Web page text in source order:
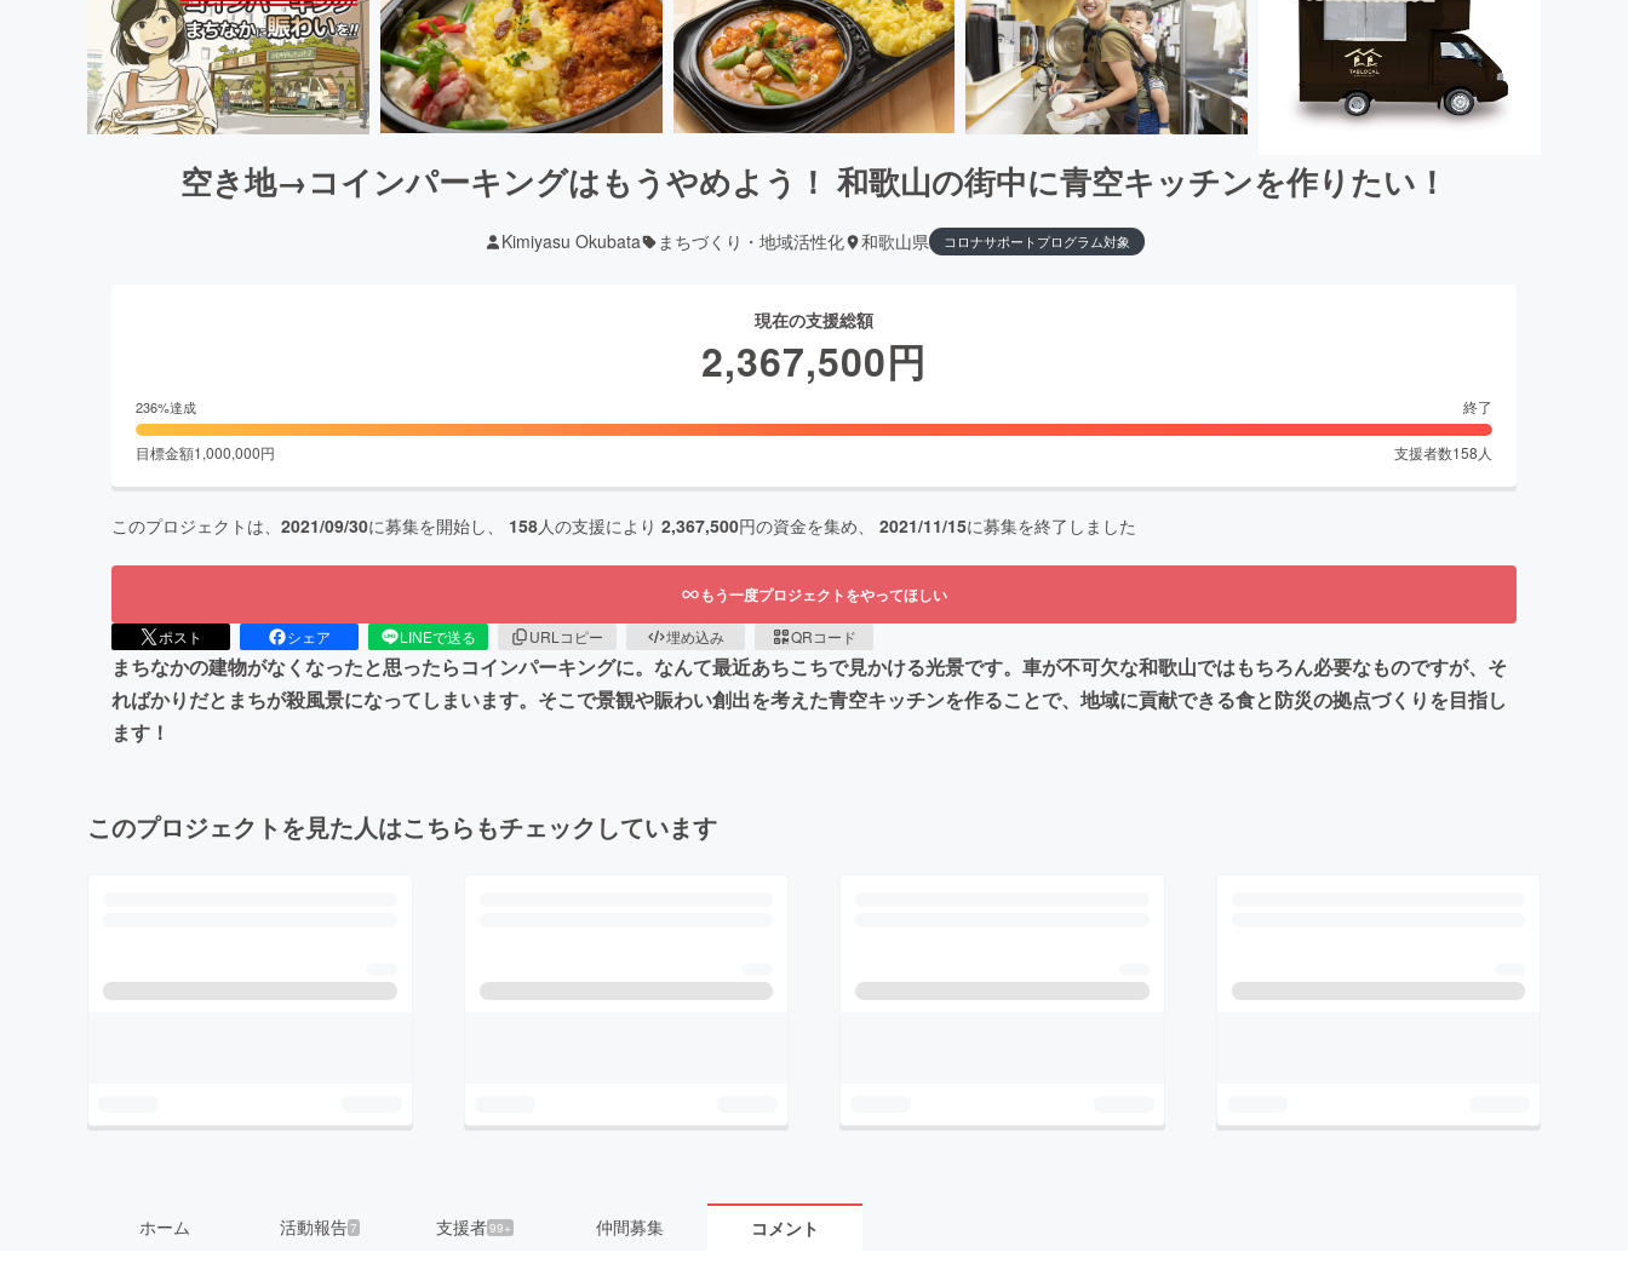
空き地→コインパーキングはもうやめよう！ 和歌山の街中に青空キッチンを作りたい！
Kimiyasu Okubata まちづくり・地域活性化 和歌山県 コロナサポートプログラム対象
現在の支援総額
2,367,500円
236%達成 終了
目標金額1,000,000円 支援者数158人
このプロジェクトは、 2021/09/30に募集を開始し、 158人の支援により 2,367,500円の資金を集め、 2021/11/15に募集を終了しました
もう一度プロジェクトをやってほしい
ポスト シェア LINEで送る URLコピー 埋め込み QRコード
まちなかの建物がなくなったと思ったらコインパーキングに。なんて最近あちこちで見かける光景です。車が不可欠な和歌山ではもちろん必要なものですが、そ
ればかりだとまちが殺風景になってしまいます。そこで景観や賑わい創出を考えた青空キッチンを作ることで、地域に貢献できる食と防災の拠点づくりを目指し
ます！
このプロジェクトを見た人はこちらもチェックしています
ホーム 活動報告7 支援者99+ 仲間募集 コメント